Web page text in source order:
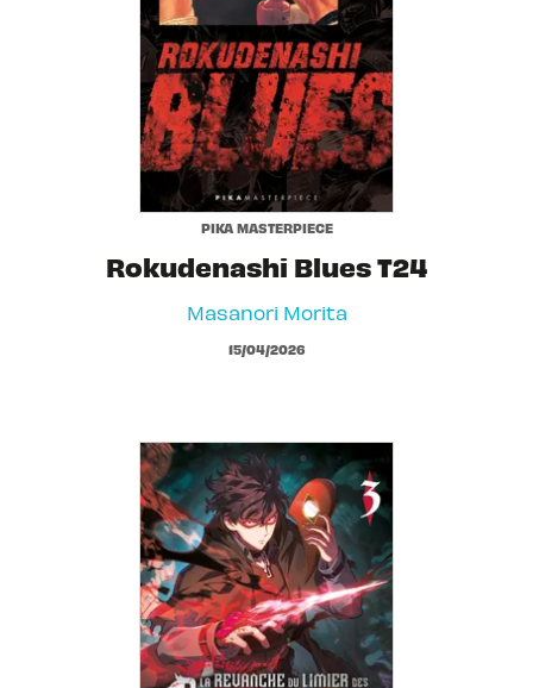
PIKA MASTERPIECE
Rokudenashi Blues T24
Masanori Morita
15/04/2026